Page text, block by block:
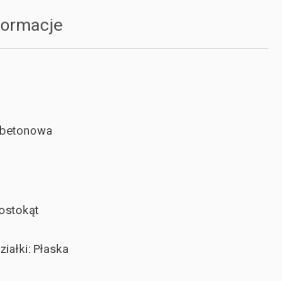
Płaska